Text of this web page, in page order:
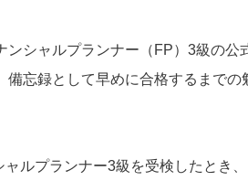
シャルプランナー（FP）3級の公
忘録として早めに合格するまでの
ルプランナー3級を受検したとき、